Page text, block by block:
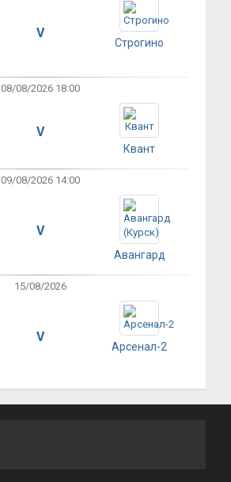
V
Строгино
08/08/2026 18:00
V
Квант
09/08/2026 14:00
V
Авангард
15/08/2026
V
Арсенал-2